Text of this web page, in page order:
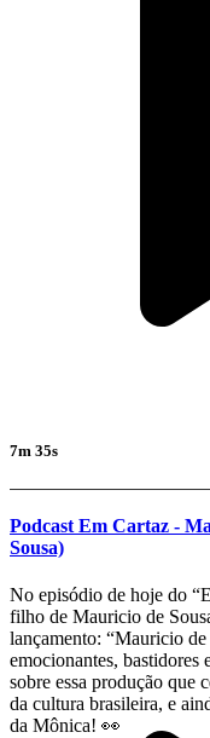
7m 35s
Podcast Em Cartaz -
Sousa)
No episódio de hoje do
filho de Mauricio de
lançamento: “Mauricio de Sousa
emocionantes, bastidores
sobre essa produção que
da cultura brasileira, e
da Mônica! 👀